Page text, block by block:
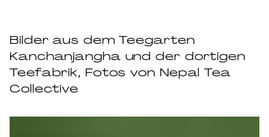
Bilder aus dem Teegarten
Kanchanjangha und der dortigen
Teefabrik, Fotos von Nepal Tea
Collective